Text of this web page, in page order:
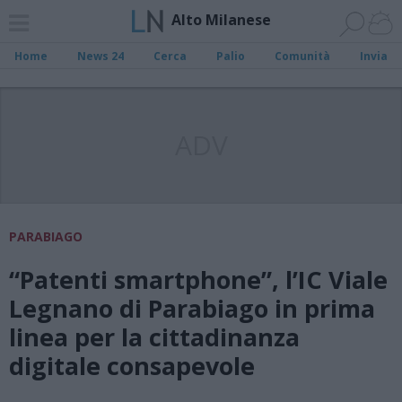
Alto Milanese
Home News 24 Cerca Palio Comunità Invia
PARABIAGO
“Patenti smartphone”, l’IC Viale
Legnano di Parabiago in prima
linea per la cittadinanza
digitale consapevole